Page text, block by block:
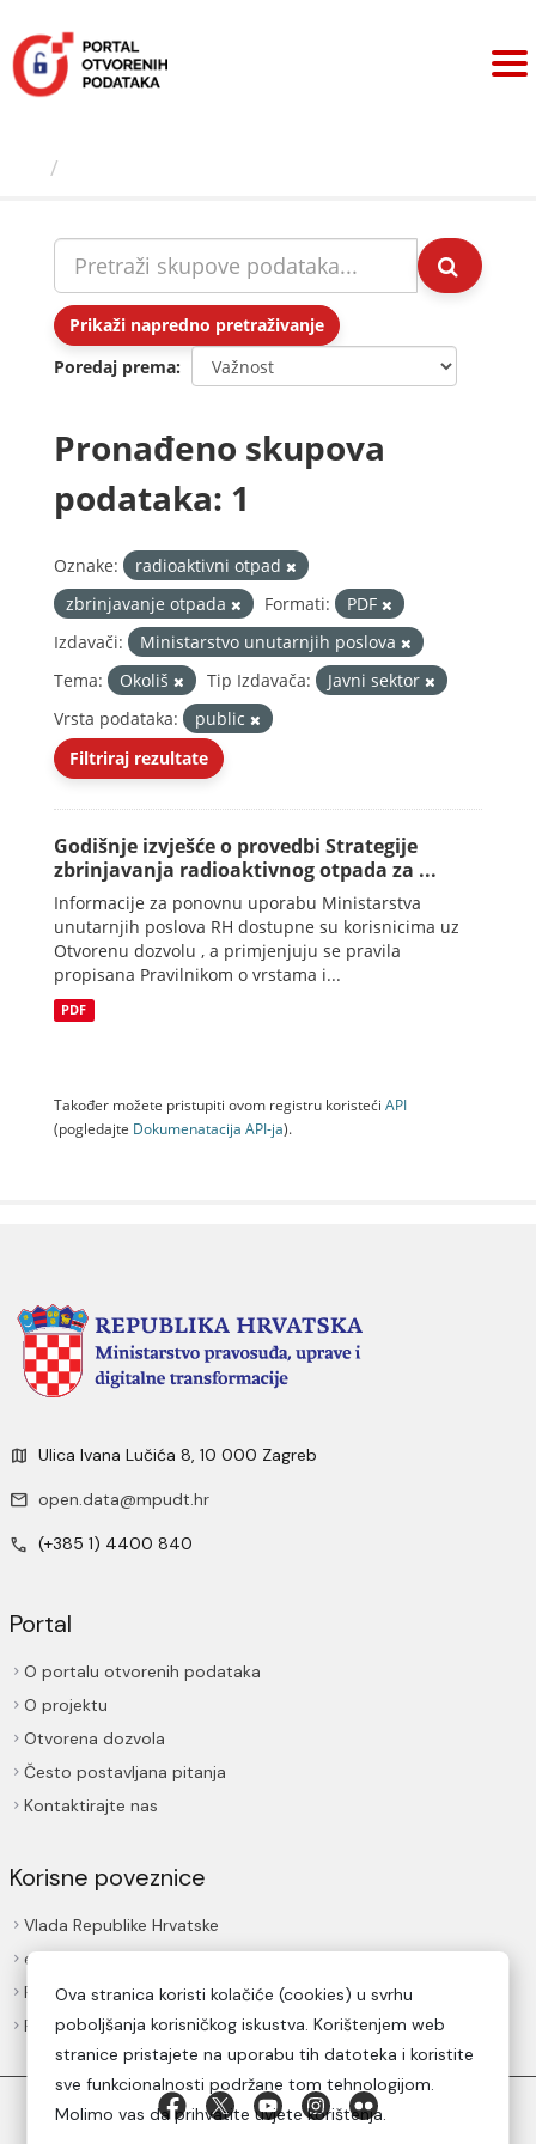
sadržaj
Prikaži napredno pretraživanje
Poredaj prema
Pronađeno skupova
podataka: 1
Oznake:
radioaktivni otpad
zbrinjavanje otpada
Formati:
PDF
Izdavači:
Ministarstvo unutarnjih poslova
Tema:
Okoliš Tip Izdavača:
Javni sektor
Vrsta podataka:
public
Filtriraj rezultate
Godišnje izvješće o provedbi Strategije
zbrinjavanja radioaktivnog otpada za ...
Informacije za ponovnu uporabu Ministarstva
unutarnjih poslova RH dostupne su korisnicima uz
Otvorenu dozvolu , a primjenjuju se pravila
propisana Pravilnikom o vrstama i...
PDF
Također možete pristupiti ovom registru koristeći API
(pogledajte Dokumenаtаcijа API-jа).